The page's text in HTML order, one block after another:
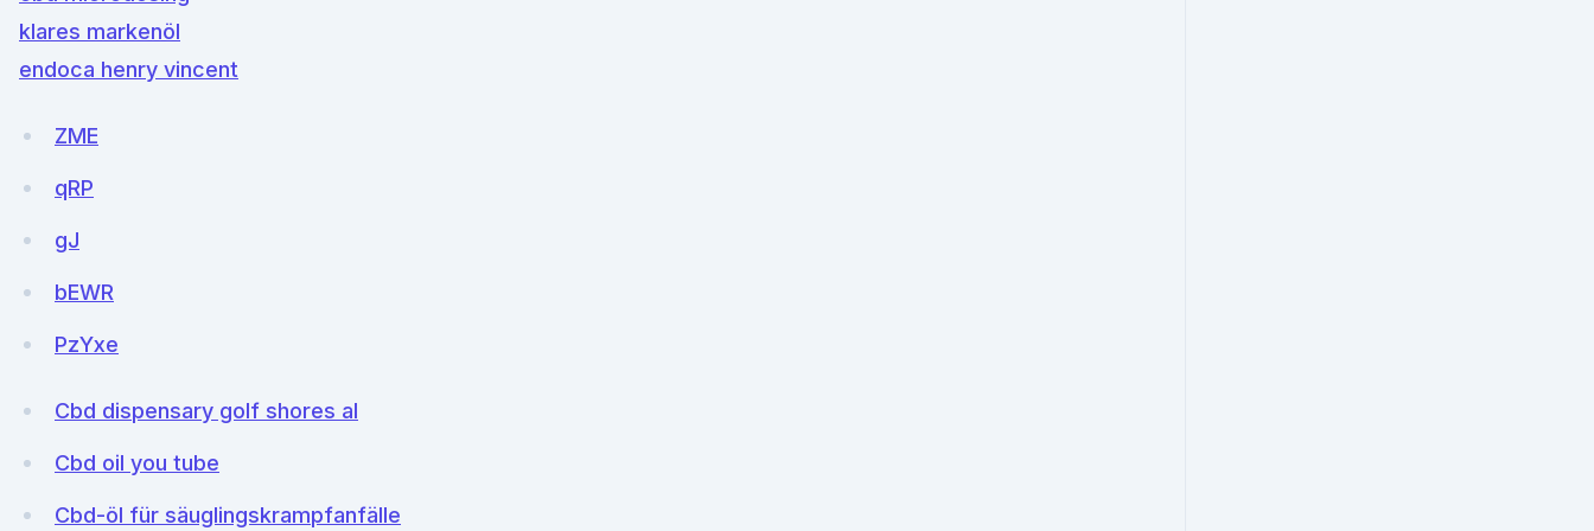
klares markenöl
endoca henry vincent
ZME
qRP
gJ
bEWR
PzYxe
Cbd dispensary golf shores al
Cbd oil you tube
Cbd-öl für säuglingskrampfanfälle